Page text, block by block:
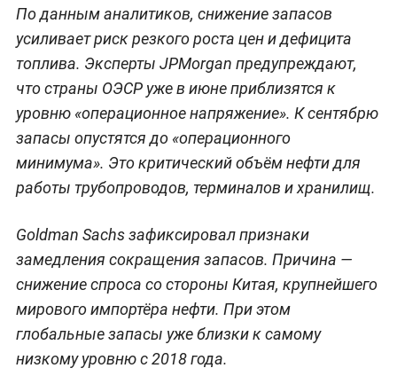
По данным аналитиков, снижение запасов
усиливает риск резкого роста цен и дефицита
топлива. Эксперты JPMorgan предупреждают,
что страны ОЭСР уже в июне приблизятся к
уровню «операционное напряжение». К сентябрю
запасы опустятся до «операционного
минимума». Это критический объём нефти для
работы трубопроводов, терминалов и хранилищ.
Goldman Sachs зафиксировал признаки
замедления сокращения запасов. Причина —
снижение спроса со стороны Китая, крупнейшего
мирового импортёра нефти. При этом
глобальные запасы уже близки к самому
низкому уровню с 2018 года.